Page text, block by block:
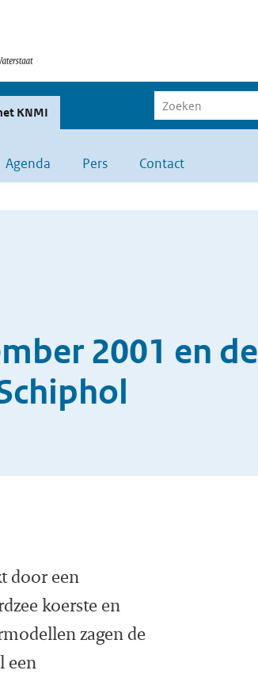
KNMI
Agenda Pers Contact
2001 en de
door een
koerste en
zagen de
een